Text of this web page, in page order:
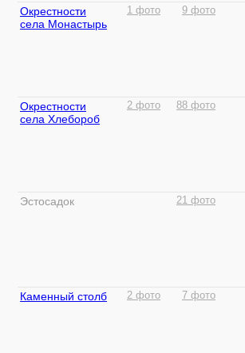
Окрестности
села Монастырь
1 фото 9 фото
Окрестности
села Хлебороб
2 фото 88 фото
Эстосадок 21 фото
Каменный столб 2 фото 7 фото